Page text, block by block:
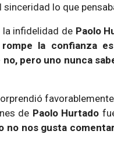
lo que
la infidelidad dePaolo
la confianza
pero uno nunca
de Paolo Hurtado
no nos gusta